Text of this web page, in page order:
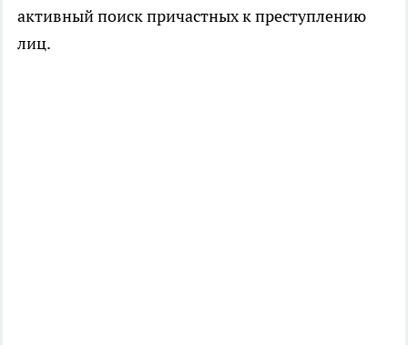
активный поиск причастных к преступлению
лиц.